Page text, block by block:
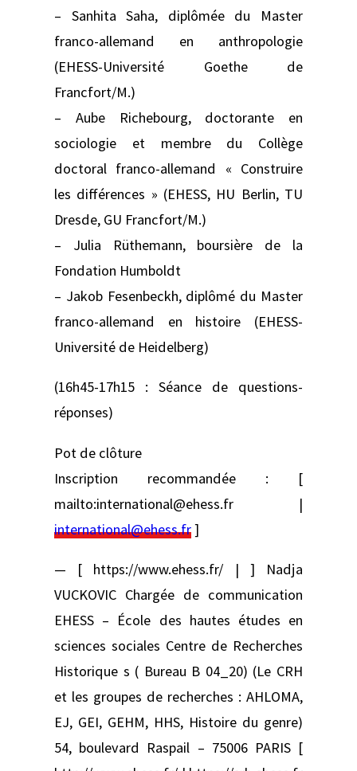
– Sanhita Saha, diplômée du Master
franco-allemand en anthropologie
(EHESS-Université Goethe de
Francfort/M.)
– Aube Richebourg, doctorante en
sociologie et membre du Collège
doctoral franco-allemand « Construire
les différences » (EHESS, HU Berlin, TU
Dresde, GU Francfort/M.)
– Julia Rüthemann, boursière de la
Fondation Humboldt
– Jakob Fesenbeckh, diplômé du Master
franco-allemand en histoire (EHESS-
Université de Heidelberg)
(16h45-17h15 : Séance de questions-
réponses)
Pot de clôture
Inscription recommandée : [
mailto:international@ehess.fr |
international@ehess.fr]
— [ https://www.ehess.fr/ | ] Nadja
VUCKOVIC Chargée de communication
EHESS – École des hautes études en
sciences sociales Centre de Recherches
Historique s ( Bureau B 04_20) (Le CRH
et les groupes de recherches : AHLOMA,
EJ, GEI, GEHM, HHS, Histoire du genre)
54, boulevard Raspail – 75006 PARIS [